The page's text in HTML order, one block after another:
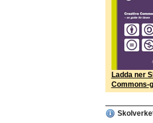
Ladda ner
Commons-